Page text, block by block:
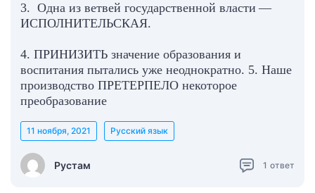
3. Одна из ветвей государственной власти —
ИСПОЛНИТЕЛЬСКАЯ.
4. ПРИНИЗИТЬ значение образования и
воспитания пытались уже неоднократно. 5. Наше
производство ПРЕТЕРПЕЛО некоторое
преобразование
Рустам
11 ноября, 2021 Русский язык
1 ответ